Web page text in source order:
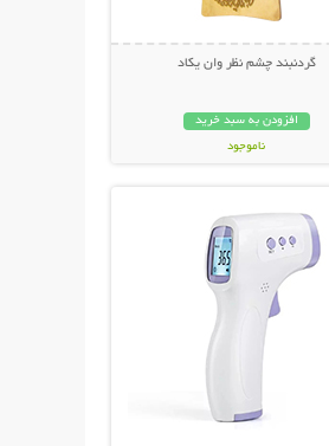
گردنبند چشم نظر وان یکاد
افزودن به سبد خرید
ناموجود